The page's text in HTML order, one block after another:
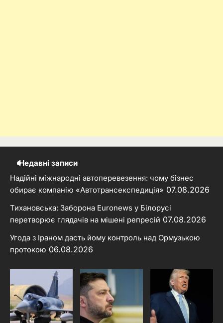
Недавні записи
Надійні міжнародні автоперевезення: чому бізнес
обирає компанію «Автотрансекспедиція» 07.08.2026
Тихановська: Заборона Euronews у Білорусі
перетворює глядачів на мішені репресій 07.08.2026
Угода з Іраном дасть йому контроль над Ормузькою
протокою 06.08.2026